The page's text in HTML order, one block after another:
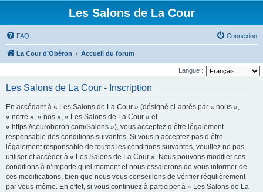
Les Salons de La Cour
FAQ Connexion
La Cour d’Obéron Accueil du forum
Langue :
Les Salons de La Cour - Inscription
En accédant à « Les Salons de La Cour » (désigné ci-après par « nous »,
« notre », « nos », « Les Salons de La Cour » et
« https://couroberon.com/Salons »), vous acceptez d’être légalement
responsable des conditions suivantes. Si vous n’acceptez pas d’être
légalement responsable de toutes les conditions suivantes, veuillez ne pas
utiliser et accéder à « Les Salons de La Cour ». Nous pouvons modifier ces
conditions à n’importe quel moment et nous essaierons de vous informer de
ces modifications, bien que nous vous conseillons de vérifier régulièrement
par vous-même. En effet, si vous continuez à participer à « Les Salons de La